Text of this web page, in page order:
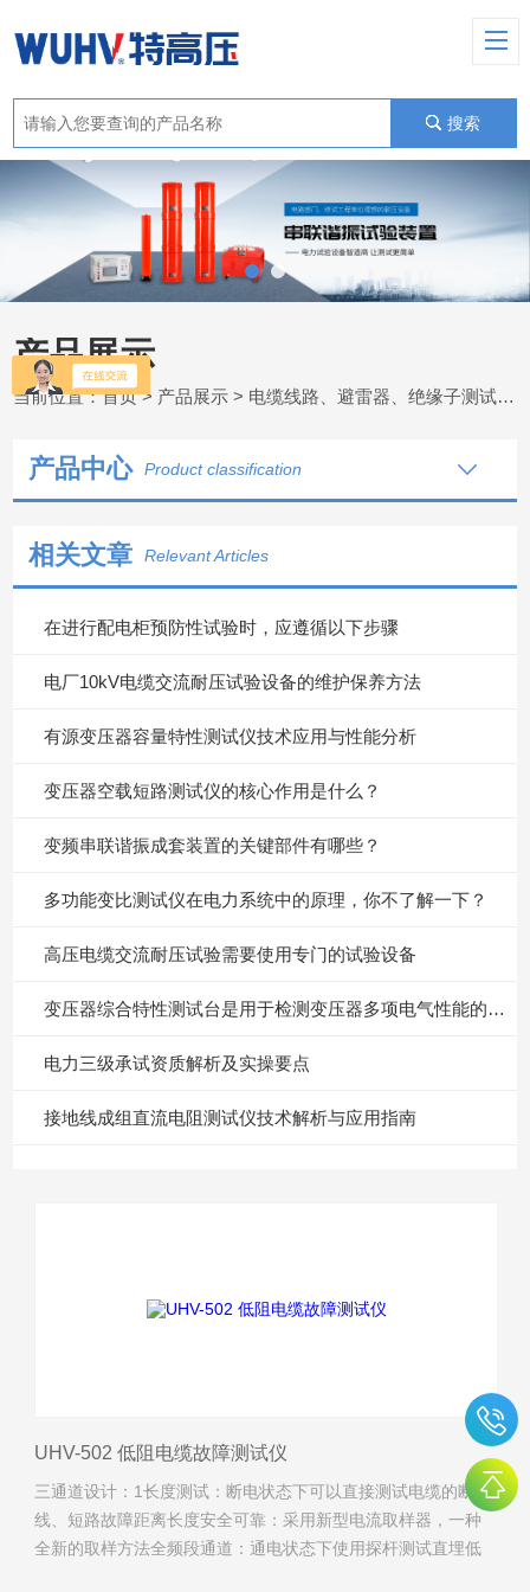
搜索
产品展示
当前位置：首页> 产品展示 > 电缆线路、避雷器、绝缘子测试仪器
产品中心 Product classification
相关文章 Relevant Articles
在进行配电柜预防性试验时，应遵循以下步骤
电厂10kV电缆交流耐压试验设备的维护保养方法
有源变压器容量特性测试仪技术应用与性能分析
变压器空载短路测试仪的核心作用是什么？
变频串联谐振成套装置的关键部件有哪些？
多功能变比测试仪在电力系统中的原理，你不了解一下？
高压电缆交流耐压试验需要使用专门的试验设备
变压器综合特性测试台是用于检测变压器多项电气性能的重要设备
电力三级承试资质解析及实操要点
接地线成组直流电阻测试仪技术解析与应用指南
UHV-502 低阻电缆故障测试仪
三通道设计：1长度测试：断电状态下可以直接测试电缆的断
线、短路故障距离长度安全可靠：采用新型电流取样器，一种
全新的取样方法全频段通道：通电状态下使用探杆测试直埋低